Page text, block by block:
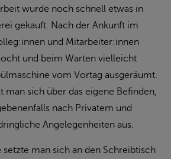
wurde noch schnell etwas in
gekauft. Nach der Ankunft im
und Mitarbeiter:innen
und beim Warten vielleicht
vom Vortag ausgeräumt.
man sich über das eigene Befinden,
nach Privatem und
Angelegenheiten aus.
man sich an den Schreibtisch